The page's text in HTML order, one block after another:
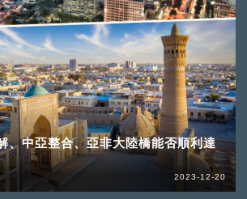
、中亞整合、亞非大陸橋能否順利達
2023-12-20